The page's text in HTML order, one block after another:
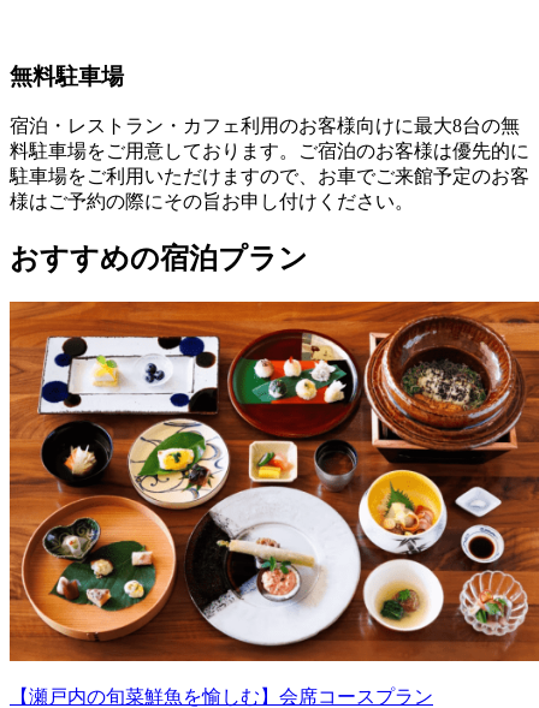
無料駐車場
宿泊・レストラン・カフェ利用のお客様向けに最大8台の無
料駐車場をご用意しております。ご宿泊のお客様は優先的に
駐車場をご利用いただけますので、お車でご来館予定のお客
様はご予約の際にその旨お申し付けください。
おすすめの宿泊プラン
【瀬戸内の旬菜鮮魚を愉しむ】会席コースプラン